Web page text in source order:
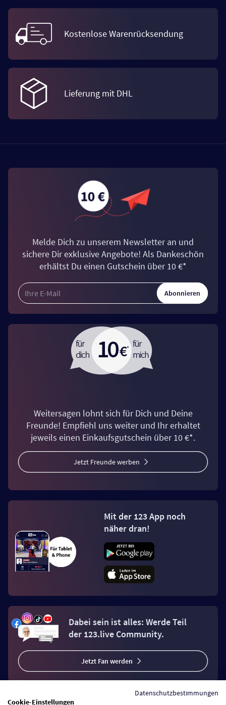
Kostenlose Warenrücksendung
Lieferung mit DHL
Melde Dich zu unserem Newsletter an und
sichere Dir exklusive Angebote! Als Dankeschön
erhältst Du einen Gutschein über 10 €*
Abonnieren
Weitersagen lohnt sich für Dich und Deine
Freunde! Empfiehl uns weiter und Ihr erhaltet
jeweils einen Einkaufsgutschein über 10 €*.
Jetzt Freunde werben
Mit der 123 App noch
näher dran!
Dabei sein ist alles: Werde Teil
der 123.live Community.
Jetzt Fan werden
Datenschutzbestimmungen
Cookie-Einstellungen